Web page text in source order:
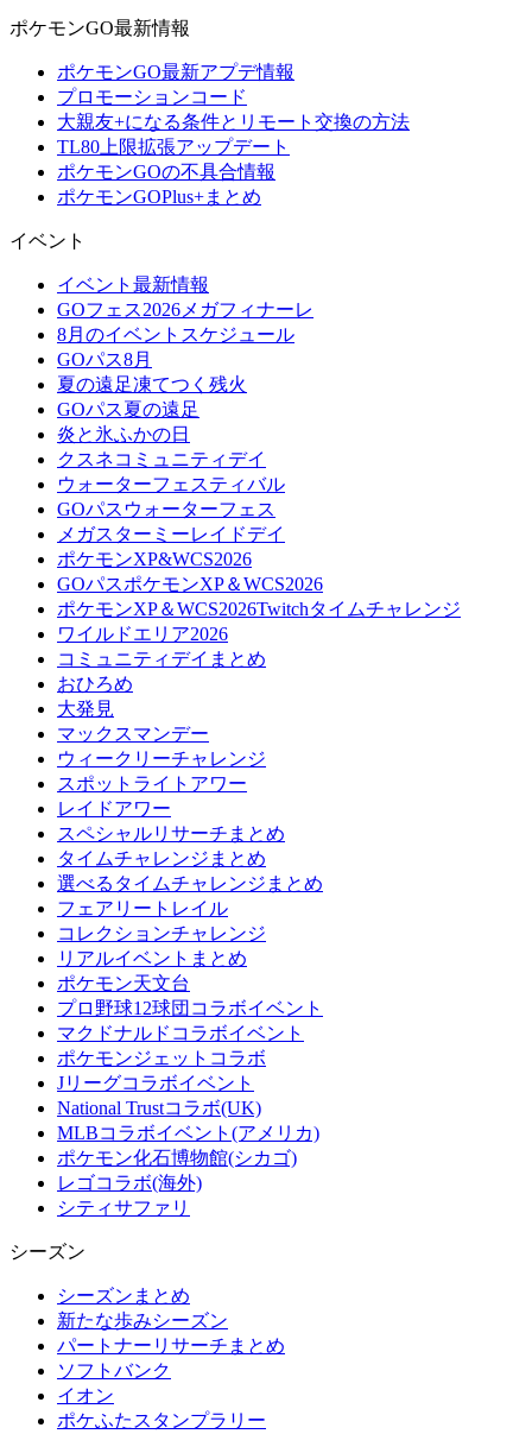
ポケモンGO最新情報
ポケモンGO最新アプデ情報
プロモーションコード
大親友+になる条件とリモート交換の方法
TL80上限拡張アップデート
ポケモンGOの不具合情報
ポケモンGOPlus+まとめ
イベント
イベント最新情報
GOフェス2026メガフィナーレ
8月のイベントスケジュール
GOパス8月
夏の遠足凍てつく残火
GOパス夏の遠足
炎と氷ふかの日
クスネコミュニティデイ
ウォーターフェスティバル
GOパスウォーターフェス
メガスターミーレイドデイ
ポケモンXP&WCS2026
GOパスポケモンXP＆WCS2026
ポケモンXP＆WCS2026Twitchタイムチャレンジ
ワイルドエリア2026
コミュニティデイまとめ
おひろめ
大発見
マックスマンデー
ウィークリーチャレンジ
スポットライトアワー
レイドアワー
スペシャルリサーチまとめ
タイムチャレンジまとめ
選べるタイムチャレンジまとめ
フェアリートレイル
コレクションチャレンジ
リアルイベントまとめ
ポケモン天文台
プロ野球12球団コラボイベント
マクドナルドコラボイベント
ポケモンジェットコラボ
Jリーグコラボイベント
National Trustコラボ(UK)
MLBコラボイベント(アメリカ)
ポケモン化石博物館(シカゴ)
レゴコラボ(海外)
シティサファリ
シーズン
シーズンまとめ
新たな歩みシーズン
パートナーリサーチまとめ
ソフトバンク
イオン
ポケふたスタンプラリー